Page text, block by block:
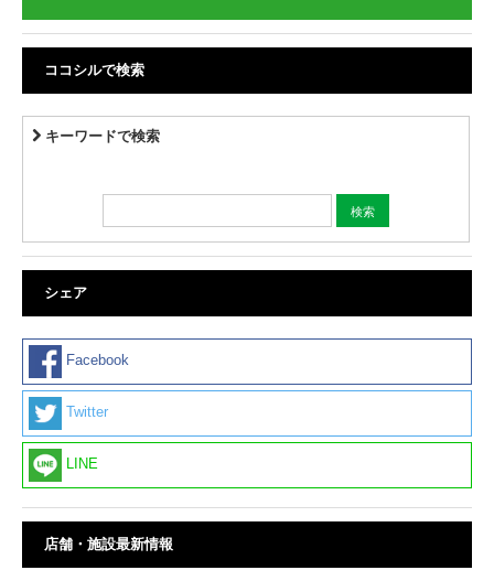
ココシルで検索
キーワードで検索
シェア
Facebook
Twitter
LINE
店舗・施設最新情報